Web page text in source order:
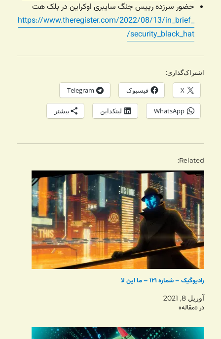
حضور سرزده رییس جنگ سایبری اوکراین در بلک هت
https://www.theregister.com/2022/08/13/in_brief_
security_black_hat/
اشتراک‌گذاری:
X فیسبوک Telegram
WhatsApp لینکداین بیشتر
Related
رادیوگیک – شماره ۱۲۱ – ما این لا
آوریل 8, 2021
در «مقاله»